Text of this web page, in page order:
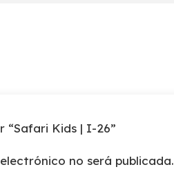
“Safari Kids | I-26”
no será publicada.